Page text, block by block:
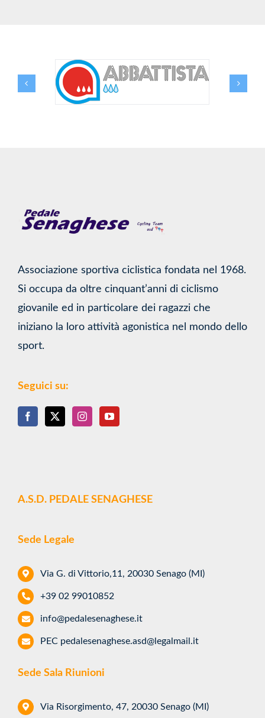
Associazione sportiva ciclistica fondata nel 1968.
sport.
A.S.D. PEDALE SENAGHESE
Sede Legale
Via G. di Vittorio,11, 20030 Senago (MI)
PECpedalesenaghese.asd@legalmail.it